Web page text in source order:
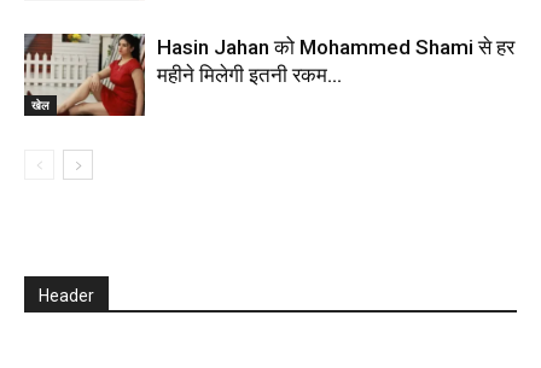
खेल
Hasin Jahan को Mohammed Shami से हर
महीने मिलेगी इतनी रकम…
Header